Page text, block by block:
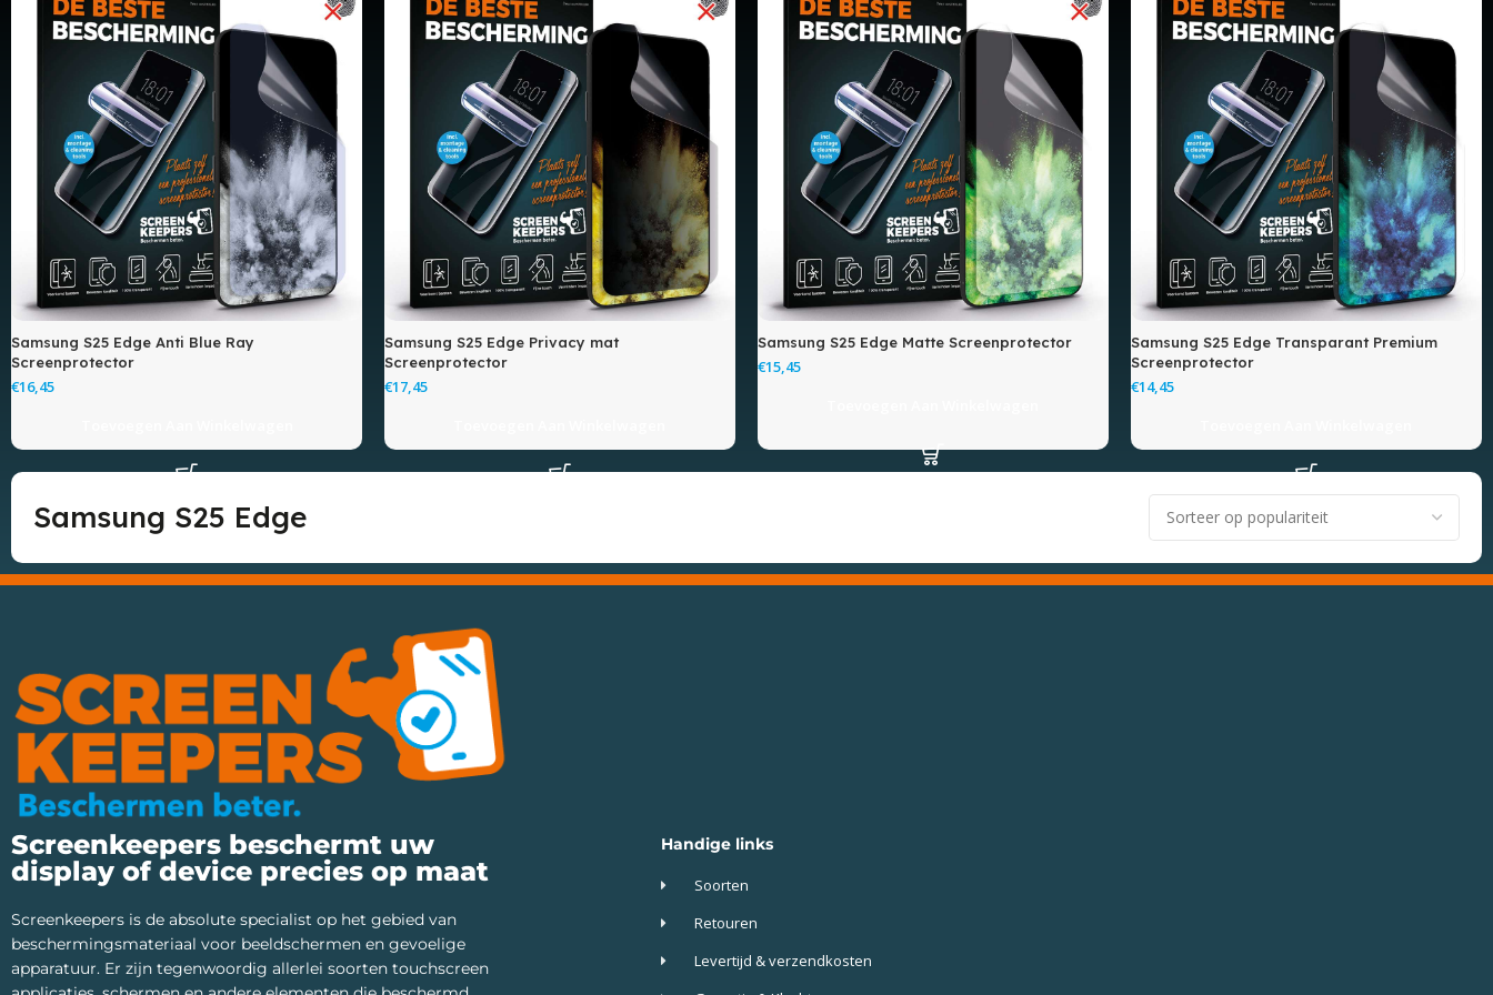
Samsung S25 Edge Anti Blue Ray
Screenprotector
€
Samsung S25 Edge Privacy mat
Screenprotector
€
Samsung S25 Edge Matte Screenprotector
€
Samsung S25 Edge Transparant Premium
Screenprotector
€
Samsung S25 Edge
Screenkeepers beschermt uw
display of device precies op maat
Screenkeepers is de absolute specialist op het gebied van
beschermingsmateriaal voor beeldschermen en gevoelige
apparatuur. Er zijn tegenwoordig allerlei soorten touchscreen
Handige links
Soorten
Retouren
Levertijd & verzendkosten